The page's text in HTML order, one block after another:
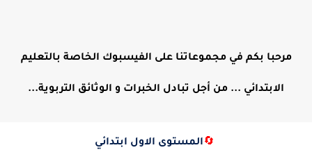
مرحبا بكم في مجموعاتنا على الفيسبوك الخاصة بالتعليم
الابتدائي ... من أجل تبادل الخبرات و الوثائق التربوية...
🔄المستوى الاول ابتدائي